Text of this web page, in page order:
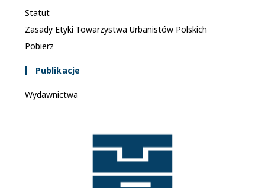
Statut
Zasady Etyki Towarzystwa Urbanistów Polskich
Pobierz
Publikacje
Wydawnictwa